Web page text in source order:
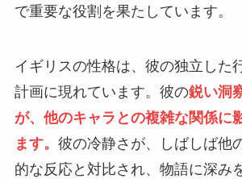
で重要な役割を果たしています。
イギリスの性格は、彼の独立した
計画に現れています。彼の鋭い洞
が、他のキャラとの複雑な関係に
ます。 彼の冷静さが、しばしば他
的な反応と対比され、物語に深み